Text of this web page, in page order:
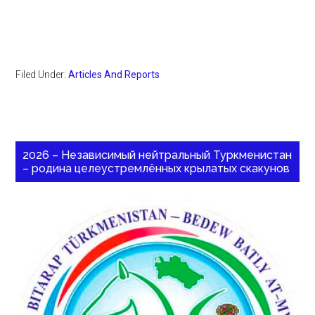
Filed Under:Articles And Reports
2026 – Независимый нейтральный Туркменистан
– родина целеустремлённых крылатых скакунов